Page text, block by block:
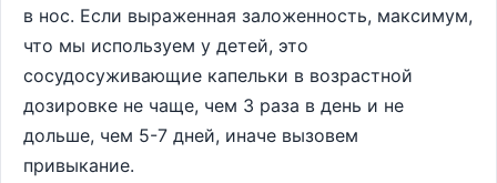
в нос. Если выраженная заложенность, максимум,
что мы используем у детей, это
сосудосуживающие капельки в возрастной
дозировке не чаще, чем 3 раза в день и не
дольше, чем 5-7 дней, иначе вызовем
привыкание.